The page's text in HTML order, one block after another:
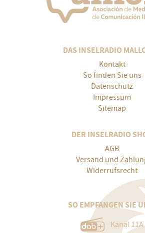
DAS INSELRADIO
Kontakt
So finden Sie uns
Datenschutz
Impressum
Sitemap
DER INSELRADIO
AGB
Versand und
Widerrufsrecht
SO EMPFANGEN SIE
Kanal 11A